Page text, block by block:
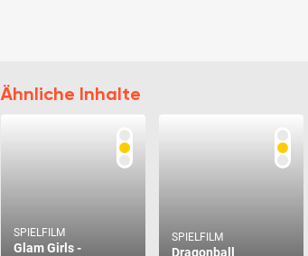
Ähnliche Inhalte
SPIELFILM
Glam Girls -
SPIELFILM
Dragonball